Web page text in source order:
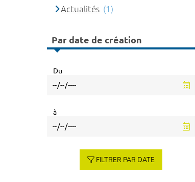
Actualités (1)
Par date de création
Du
à
FILTRER PAR DATE